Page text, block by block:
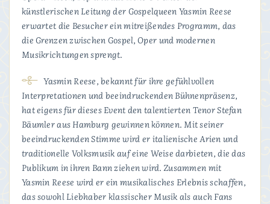
künstlerischen Leitung der Gospelqueen Yasmin Reese
erwartet die Besucher ein mitreißendes Programm, das
die Grenzen zwischen Gospel, Oper und modernen
Musikrichtungen sprengt.
Yasmin Reese, bekannt für ihre gefühlvollen
Interpretationen und beeindruckenden Bühnenpräsenz,
hat eigens für dieses Event den talentierten Tenor Stefan
Bäumler aus Hamburg gewinnen können. Mit seiner
beeindruckenden Stimme wird er italienische Arien und
traditionelle Volksmusik auf eine Weise darbieten, die das
Publikum in ihren Bann ziehen wird. Zusammen mit
Yasmin Reese wird er ein musikalisches Erlebnis schaffen,
das sowohl Liebhaber klassischer Musik als auch Fans